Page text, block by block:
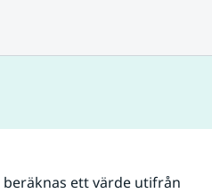
ett värde utifrån